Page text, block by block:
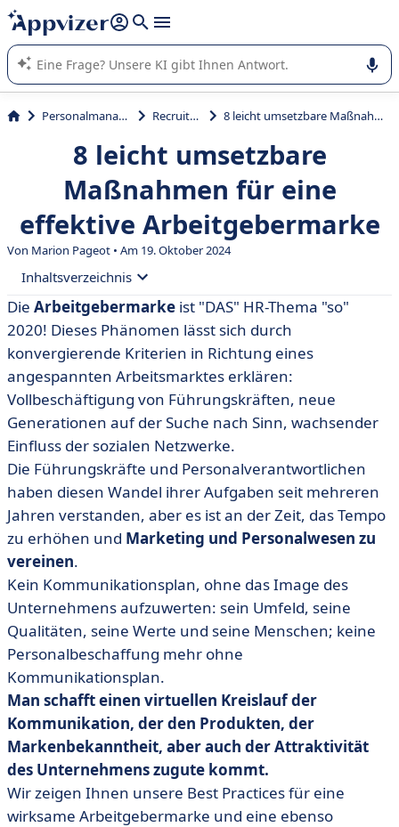
beantworten (mehrere Zeilen mit
Die KI von Appvizer führt Sie bei der Nutzung oder Auswahl
von SaaS-Software in Unternehmen.
Personalmanagement Recruitment 8 leicht umsetzbare Maßnahmen für eine effektive Arbeitgebermarke
8 leicht umsetzbare
Maßnahmen für eine
effektive Arbeitgebermarke
Von Marion Pageot • Am 19. Oktober 2024
Inhaltsverzeichnis
• Wir stellen uns vor
• Man setzt auf Videos
• Man arbeitet an seiner Kandidatenbeziehung
• Mitarbeiter als Botschafter - währenddessen, aber
auch danach.
• Man beobachtet die sozialen Netzwerke.
• Man passt seine Rekrutierungsprozesse an.
• Man erstellt einen Kommunikationsplan pro Angebot.
• Man analysiert seine HR-Performance
• Fazit
Die Arbeitgebermarke ist "DAS" HR-Thema "so"
2020! Dieses Phänomen lässt sich durch
konvergierende Kriterien in Richtung eines
angespannten Arbeitsmarktes erklären:
Vollbeschäftigung von Führungskräften, neue
Generationen auf der Suche nach Sinn, wachsender
Einfluss der sozialen Netzwerke.
Die Führungskräfte und Personalverantwortlichen
haben diesen Wandel ihrer Aufgaben seit mehreren
Jahren verstanden, aber es ist an der Zeit, das Tempo
zu erhöhen und Marketing und Personalwesen zu
vereinen.
Kein Kommunikationsplan, ohne das Image des
Unternehmens aufzuwerten: sein Umfeld, seine
Qualitäten, seine Werte und seine Menschen; keine
Personalbeschaffung mehr ohne
Kommunikationsplan.
Man schafft einen virtuellen Kreislauf der
Kommunikation, der den Produkten, der
Markenbekanntheit, aber auch der Attraktivität
des Unternehmens zugute kommt.
Wir zeigen Ihnen unsere Best Practices für eine
wirksame Arbeitgebermarke und eine ebenso